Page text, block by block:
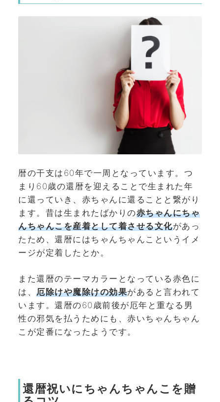
暦の干支は60年で一周となっています。つ
まり60歳の還暦を迎えることで生まれた年
に還っていき、赤ちゃんに還ることと繋がり
ます。昔は生まれたばかりの赤ちゃんにちゃ
んちゃんこを産着として着させる文化があっ
たため、還暦にはちゃんちゃんこというイメ
ージが定着したとか。
また還暦のテーマカラーとなっている赤色に
は、 厄除けや魔除けの効果があると言われて
います。還暦の60歳前後が厄年と重なる男
性の邪気を払うためにも、赤いちゃんちゃん
こが定番になったようです。
還暦祝いにちゃんちゃんこを贈